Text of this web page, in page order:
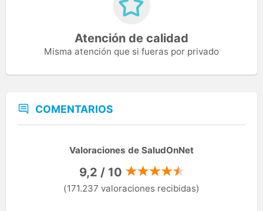
Atención de calidad
Misma atención que si fueras por privado
COMENTARIOS
Valoraciones de SaludOnNet
9,2 / 10
(171.237 valoraciones recibidas)